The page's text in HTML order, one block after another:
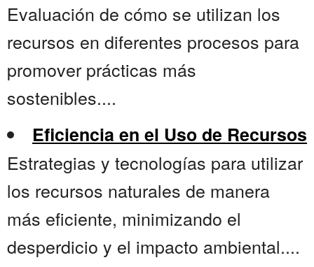
Evaluación de cómo se utilizan los
recursos en diferentes procesos para
promover prácticas más
sostenibles....
Eficiencia en el Uso de Recursos
Estrategias y tecnologías para utilizar
los recursos naturales de manera
más eficiente, minimizando el
desperdicio y el impacto ambiental....